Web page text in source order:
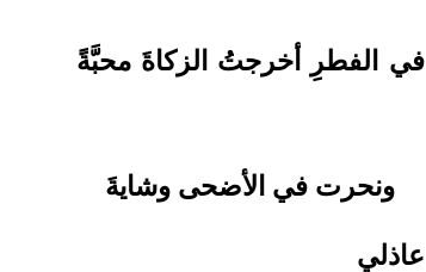
في الفطرِ أخرجتُ الزكاةَ محبَّةً
ونحرت في الأضحى وشايةَ
عاذلي